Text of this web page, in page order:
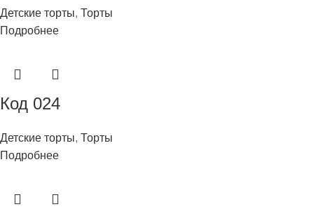
Детские торты, Торты
Подробнее
Код 024
Детские торты, Торты
Подробнее